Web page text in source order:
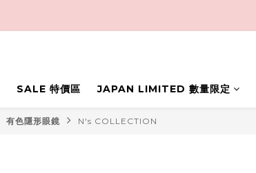
SALE 特價區 JAPAN LIMITED 數量限定
有色隱形眼鏡 N's COLLECTION